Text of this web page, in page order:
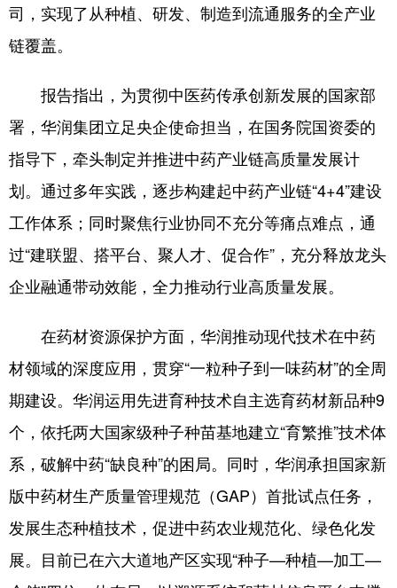
司，实现了从种植、研发、制造到流通服务的全产业
链覆盖。
报告指出，为贯彻中医药传承创新发展的国家部
署，华润集团立足央企使命担当，在国务院国资委的
指导下，牵头制定并推进中药产业链高质量发展计
划。通过多年实践，逐步构建起中药产业链“4+4”建设
工作体系；同时聚焦行业协同不充分等痛点难点，通
过“建联盟、搭平台、聚人才、促合作”，充分释放龙头
企业融通带动效能，全力推动行业高质量发展。
在药材资源保护方面，华润推动现代技术在中药
材领域的深度应用，贯穿“一粒种子到一味药材”的全周
期建设。华润运用先进育种技术自主选育药材新品种9
个，依托两大国家级种子种苗基地建立“育繁推”技术体
系，破解中药“缺良种”的困局。同时，华润承担国家新
版中药材生产质量管理规范（GAP）首批试点任务，
发展生态种植技术，促进中药农业规范化、绿色化发
展。目前已在六大道地产区实现“种子—种植—加工—